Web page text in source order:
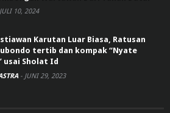
JULI 10, 2024
Karutan Luar Biasa, Ratusan
tertib dan kompak “Nyate
usai Sholat Id
- JUNI 29, 2023